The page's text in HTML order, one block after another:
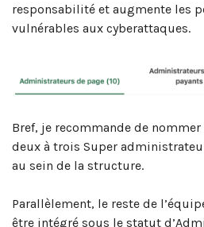
responsabilité et augmente les
vulnérables aux cyberattaques.
Bref, je recommande de
deux à trois Super
au sein de la structure.
Parallèlement, le reste de
être intégré sous le statut